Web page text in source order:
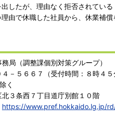
したが、理由なく拒否されている
由で休職した社員から、休業補償
局（調整課個別対策グループ）
－５６６７（受付時間：８時４５
く
３条西７丁目道庁別館１０階
https://www.pref.hokkaido.lg.jp/